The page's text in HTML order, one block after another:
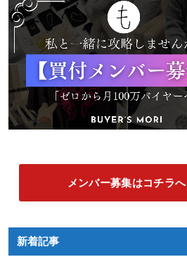
メンバー募集はコチラへ
新着記事